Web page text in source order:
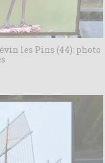
les Pins (44): photo